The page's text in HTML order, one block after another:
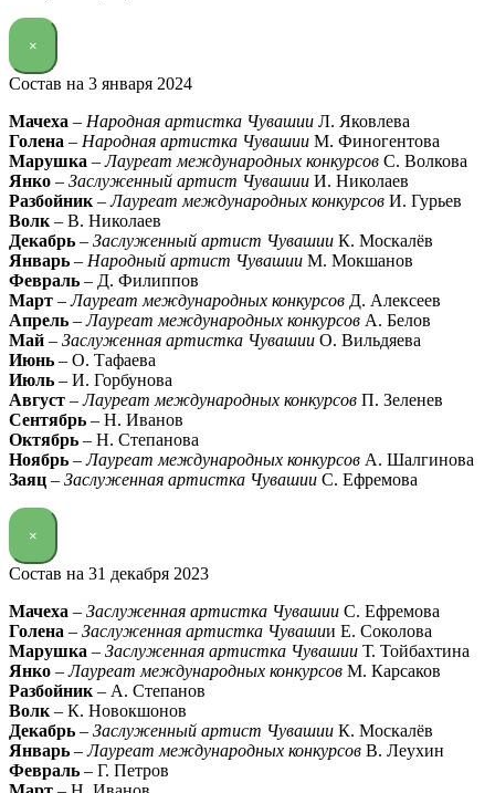
×
Состав на 3 января 2024
Мачеха – Народная артистка Чувашии Л. Яковлева
Голена – Народная артистка Чувашии М. Финогентова
Марушка –Лауреат международных конкурсов С. Волкова
Янко – Заслуженный артист Чувашии И. Николаев
Разбойник –Лауреат международных конкурсов И. Гурьев
Волк – В. Николаев
Декабрь – Заслуженный артист Чувашии К. Москалёв
Январь – Народный артист Чувашии М. Мокшанов
Февраль – Д. Филиппов
Март –Лауреат международных конкурсов Д. Алексеев
Апрель –Лауреат международных конкурсов А. Белов
Май – Заслуженная артистка Чувашии О. Вильдяева
Июнь – О. Тафаева
Июль – И. Горбунова
Август –Лауреат международных конкурсов П. Зеленев
Сентябрь – Н. Иванов
Октябрь – Н. Степанова
Ноябрь –Лауреат международных конкурсов А. Шалгинова
Заяц – Заслуженная артистка Чувашии С. Ефремова
×
Состав на 31 декабря 2023
Мачеха – Заслуженная артистка Чувашии С. Ефремова
Голена – Заслуженная артистка Чувашии Е. Соколова
Марушка – Заслуженная артистка Чувашии Т. Тойбахтина
Янко –Лауреат международных конкурсов М. Карсаков
Разбойник – А. Степанов
Волк – К. Новокшонов
Декабрь – Заслуженный артист Чувашии К. Москалёв
Январь –Лауреат международных конкурсов В. Леухин
Февраль – Г. Петров